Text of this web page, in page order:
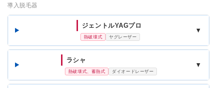
導入脱毛器
ジェントルYAGプロ
熱破壊式 ヤグレーザー
▼
ラシャ
熱破壊式、蓄熱式 ダイオードレーザー
▼